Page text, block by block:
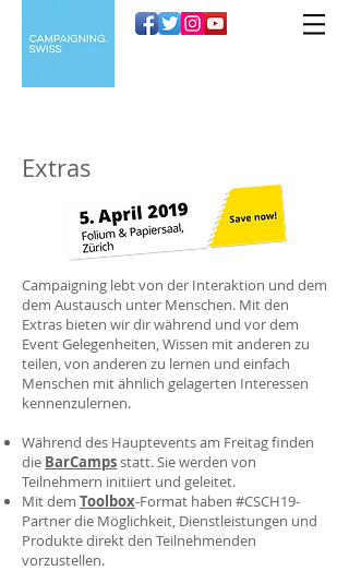
Campaigning lebt von der Interaktion und dem
dem Austausch unter Menschen. Mit den
Extras bieten wir dir während und vor dem
Event Gelegenheiten, Wissen mit anderen zu
teilen, von anderen zu lernen und einfach
Menschen mit ähnlich gelagerten Interessen
kennenzulernen.
Während des Hauptevents am Freitag finden
die BarCampsstatt. Sie werden von
Teilnehmern initiiert und geleitet.
Mit dem Toolbox-Format haben #CSCH19-
Partner die Möglichkeit, Dienstleistungen und
Produkte direkt den Teilnehmenden
vorzustellen.
Extras